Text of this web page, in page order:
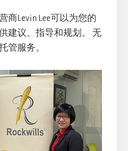
商Levin Lee可以为您的
建议、指导和规划。 无
管服务。